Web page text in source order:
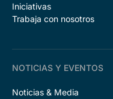
Iniciativas
Trabaja con nosotros
NOTICIAS Y EVENTOS
Noticias & Media